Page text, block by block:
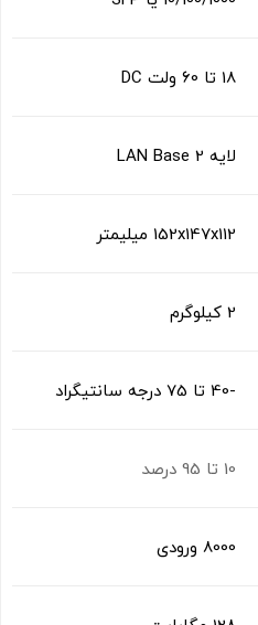
18 تا 60 ولت DC
لایه 2 LAN Base
152x147x112 میلیمتر
2 کیلوگرم
-40 تا 75 درجه سانتیگراد
10 تا 95 درصد
8000 ورودی